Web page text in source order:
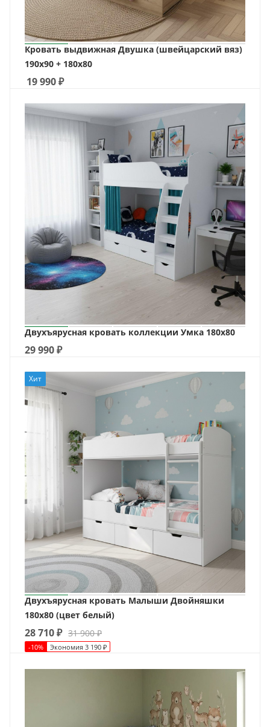
Кровать выдвижная Двушка (швейцарский вяз)
190х90 + 180х80
19 990₽
Двухъярусная кровать коллекции Умка 180х80
29 990₽
Хит
Двухъярусная кровать Малыши Двойняшки
180х80 (цвет белый)
28 710₽ 31 900₽
-10% Экономия 3 190 ₽